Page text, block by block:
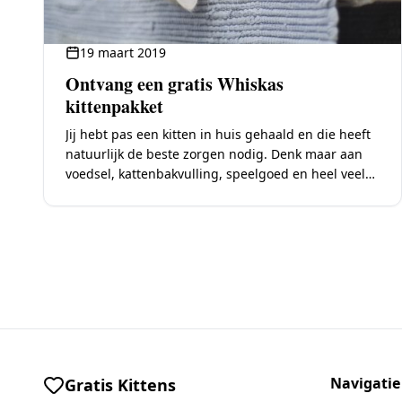
19 maart 2019
Ontvang een gratis Whiskas
kittenpakket
Jij hebt pas een kitten in huis gehaald en die heeft
natuurlijk de beste zorgen nodig. Denk maar aan
voedsel, kattenbakvulling, speelgoed en heel veel
Gratis Kittens Navigatie